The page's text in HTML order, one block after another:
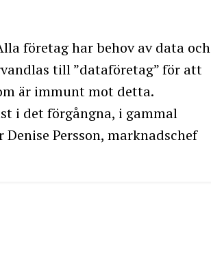
företag har behov av data och
till ”dataföretag” för att
är immunt mot detta.
i det förgångna, i gammal
Persson, marknadschef